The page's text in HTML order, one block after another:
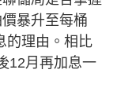
暴升至每桶
的理由。相比
12月再加息一